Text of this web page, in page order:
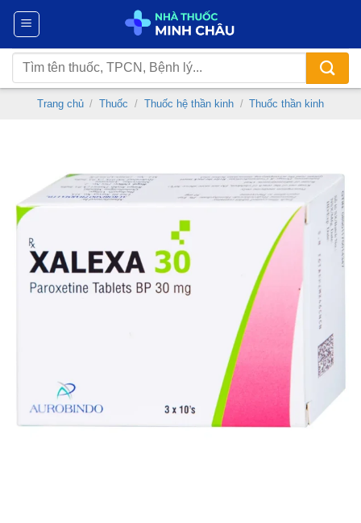
Chuyển
nội
dung
Tìm
kiếm:
Trang chủ / Thuốc / Thuốc hệ thần kinh / Thuốc thần kinh